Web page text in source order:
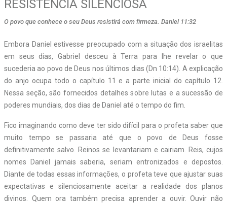
RESISTÊNCIA SILENCIOSA
O povo que conhece o seu Deus resistirá com firmeza. Daniel 11:32
Embora Daniel estivesse preocupado com a situação dos israelitas
em seus dias, Gabriel desceu à Terra para lhe revelar o que
sucederia ao povo de Deus nos últimos dias (Dn 10:14). A explicação
do anjo ocupa todo o capítulo 11 e a parte inicial do capítulo 12.
Nessa seção, são fornecidos detalhes sobre lutas e a sucessão de
poderes mundiais, dos dias de Daniel até o tempo do fim.
Fico imaginando como deve ter sido difícil para o profeta saber que
muito tempo se passaria até que o povo de Deus fosse
definitivamente salvo. Reinos se levantariam e cairiam. Reis, cujos
nomes Daniel jamais saberia, seriam entronizados e depostos.
Diante de todas essas informações, o profeta teve que ajustar suas
expectativas e silenciosamente aceitar a realidade dos planos
divinos. Quem ora também precisa aprender a ouvir. Ouvir não